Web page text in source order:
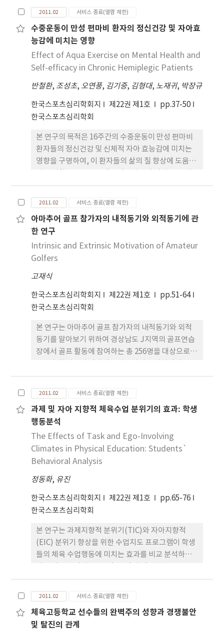
되고 있다. Raedeke과 Smith(2001)는 운동 상황에
서 발생하는 선수들의 탈진 요인들을 측정하는 운동
선수 탈진 질문지(Athlete Burnout
Questionnaire: ABQ)를 개발하였다. ABQ는 3가지
하위요인들(정서적/신체적 소모, 성취감의 저하, 스
포츠 참여에 대한 평가절하)을 포함하고 있다. 본 연
대학생)에 따라 동일한 구조적 타당도를 보이는가를
비교 분석하였다. 이를 위해 ABQ 하위요인들을 사용
하여 수준 집단으로 구성된 운동선수들(437명)의 탈
analysis) 통하여 집단 간의 동일성을 검증했다. 다집
단 분석 결과, 수준 집단에서 ABQ의 구조 동일성(형
태동일성, 측정동일성, 절편동일성, 요인분산동일
생, 대학생 운동선수들에게도 모두 공통으로 사용될
수 있다는 사실을 제시해 주고 있다. 잠재평균 분석 결
과, ABQ 하위요인 중 성취감의 저하 요인에서 유의한
차이가 나타났다. 중학생, 대학생보다 고등학생이 높
은 수준이었고, 효과크기는 중간수준으로 나타났다.
이 결과는 ABQ 동일성 검증의 통계적 의미와 운동 상
황에서의 탈진 측면에서 논의되었다.
2011.02 서비스 종료(열람 제한)
수중운동이 만성 편마비 환자의 정신건강 및 자아효
능감에 미치는 영향
Effect of Aqua Exercise on Mental Health and
Self-efficacy in Chronic Hemiplegic Patients
반철환, 조성초, 오연풍, 김기중, 김형대, 노재귀, 박장규
한국스포츠심리학회지 제22권 제1호
pp.37-50
한국스포츠심리학회
본 연구의 목적은 16주간의 수중운동이 만성 편마비
환자들의 정신건강 및 신체적 자아 효능감에 미치는
영향을 구명하여, 이 환자들의 삶의 질 향상에 도움이
상은 서울특별시 P복지관 만성 편마비 환자 16명(실
험집단 8명, 통제집단 8명)으로 하였으며, 공변량분
석을 통해 측정된 자료의 유의성 검증을 하여 다음과
같은 결론을 얻었다. 첫째, 수중운동은 만성 편마비 환
자들의 긴장, 분노, 피로, 활력과 같은 정신건강 요인
에는 긍정적인 변화를 주었으나, 우울과 혼동 같은 요
인에는 통계적으로 유의한 영향을 주지 않았다. 둘째,
신감의 변화에도 긍정적인 영향을 미쳤다. 따라서 환
자의 특성을 고려한 적절한 수중운동은 만성 편마비
환자뿐만 아니라 다른 장애인의 정신적 재활에 도움
2011.02 서비스 종료(열람 제한)
아마추어 골프 참가자의 내적동기와 외적동기에 관
한 연구
Intrinsic and Extrinsic Motivation of Amateur
Golfers
고재식
한국스포츠심리학회지 제22권 제1호
pp.51-64
한국스포츠심리학회
본 연구는 아마추어 골프 참가자의 내적동기와 외적
동기를 알아보기 위하여 경상남도 J지역의 골프연습
장에서 골프 활동에 참여하는 총 256명을 대상으로
집된 자료는 평균과 표준편차를 산출하고 평균차 검
정을 위해 이원변량분석을 실시한 결과 다음과 같은
결론을 얻었다. 첫째, 연령과 성별에 따른 참여동기는
사교, 건강과 체력 요인에서는 연령에 따라, 외적 과
시 요인에서는 성별에 따라 유의한 차이가 나타났다.
둘째, 경력과 성별에 따른 참여동기는 기술발달, 즐거
움, 컨디션 요인에서 경력에 따라 유의한 차이가 나타
났다. 셋째, 평균타수와 성별에 따른 참여동기는 기술
나타났으며, 즐거움, 사교, 외적과시, 컨디션에서는
평균타수에서 유의한 차이가 나타났다.
2011.02 서비스 종료(열람 제한)
과제 및 자아 지향적 체육수업 분위기의 효과: 학생
행동분석
The Effects of Task and Ego-Involving
Climates in Physical Education: Students`
Behavioral Analysis
정동화, 유진
한국스포츠심리학회지 제22권 제1호
pp.65-76
한국스포츠심리학회
본 연구는 과제지향적 분위기(TIC)와 자아지향적
(EIC) 분위기 향상을 위한 수업지도 프로그램이 학생
들의 체육 수업행동에 미치는 효과를 비교 분석하는
구조(과제, 권위, 인정, 평가, 집단, 시간)를 토대로
개발된 TIC와 EIC 프로그램은 체육수업(농구수업)에
참여하고 있는 중학생 2개 반 학생들(TIC: 37명)과
EIC 프로그램(36명)에게 15회에 걸쳐 적용되었다. 마
지막 15회 수업의 학생행동들(적절한 활동, 부적절한
2011.02 서비스 종료(열람 제한)
체육고등학교 선수들의 완벽주의 성향과 경쟁불안
및 탈진의 관계